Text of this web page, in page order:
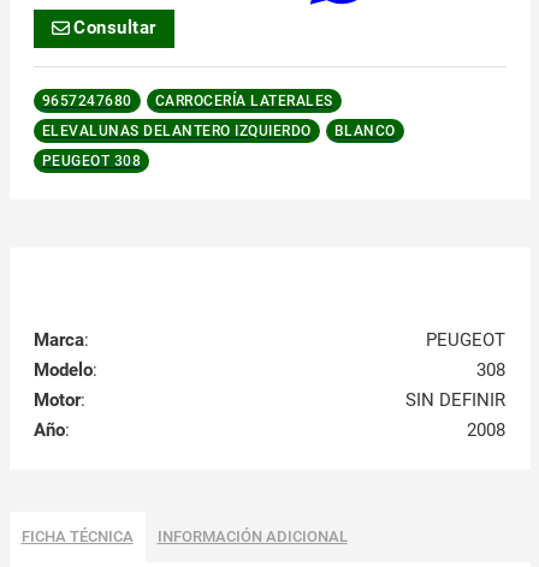
Consultar
9657247680
CARROCERÍA LATERALES
ELEVALUNAS DELANTERO IZQUIERDO
BLANCO
PEUGEOT 308
Marca:
PEUGEOT
Modelo:
308
Motor:
SIN DEFINIR
Año: 2008
FICHA TÉCNICA INFORMACIÓN ADICIONAL